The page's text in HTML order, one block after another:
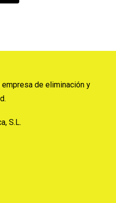
de eliminación y
S.L.